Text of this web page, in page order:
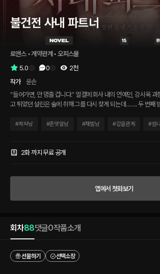
불건전 사내 파트너
로맨스 • 계약관계 • 오피스물
5.0
0 2천
작가
윤손
“들어가면, 안 멈출 겁니다.” 얼결에 회사 내의 연예인, 강시욱 과장과 뜨거운 밤을 보내
고 튀었던 설린은 술에 취해 그를 다시 찾게 되는데……. 두 번째
“파트너 관계라면…….” “지금처럼 원할 때 만나고 대신 다른 건
“네?” “나한테 집중해요. 지금 나 돌아버릴 것 같으니까.” 원나잇으로 시작된 아슬아슬
#계략남 #존댓말남 #재벌남 #갑을관계 #원
2화 까지 무료 공개
앱에서 첫화보기
회차88댓글0작품소개
선물하기
선택소장